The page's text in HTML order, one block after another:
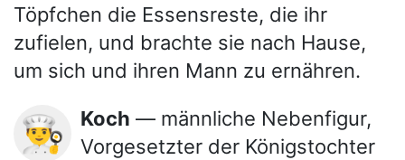
Töpfchen die Essensreste, die ihr
zufielen, und brachte sie nach Hause,
um sich und ihren Mann zu ernähren.
👨‍🍳 Koch — männliche Nebenfigur,
Vorgesetzter der Königstochter